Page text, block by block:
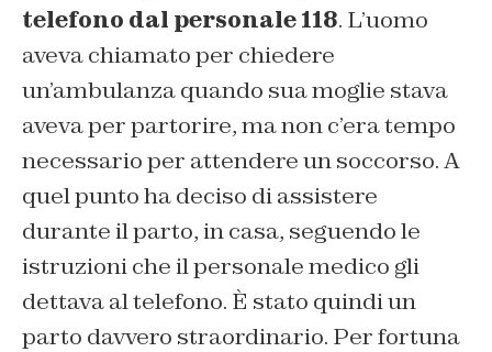
telefono dal personale 118. L’uomo
aveva chiamato per chiedere
un’ambulanza quando sua moglie stava
aveva per partorire, ma non c’era tempo
necessario per attendere un soccorso. A
quel punto ha deciso di assistere
durante il parto, in casa, seguendo le
istruzioni che il personale medico gli
dettava al telefono. È stato quindi un
parto davvero straordinario. Per fortuna